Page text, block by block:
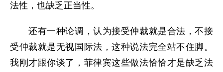
法性，也缺乏正当性。
还有一种论调，认为接受仲裁就是合法，不接
受仲裁就是无视国际法，这种说法完全站不住脚。
我刚才跟你谈了，菲律宾这些做法恰恰才是缺乏法